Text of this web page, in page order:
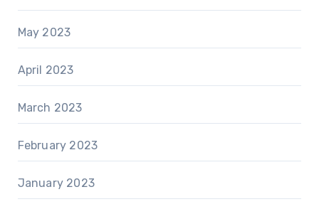
May 2023
April 2023
March 2023
February 2023
January 2023